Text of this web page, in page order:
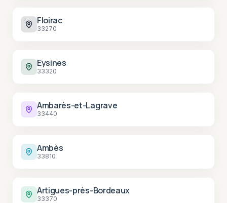
Floirac
33270
Eysines
33320
Ambarès-et-Lagrave
33440
Ambès
33810
Artigues-près-Bordeaux
33370